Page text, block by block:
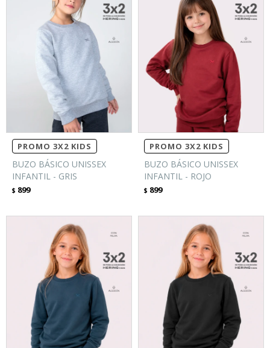
PROMO 3X2 KIDS
BUZO BÁSICO UNISSEX
INFANTIL - GRIS
$ 899
PROMO 3X2 KIDS
BUZO BÁSICO UNISSEX
INFANTIL - ROJO
$ 899